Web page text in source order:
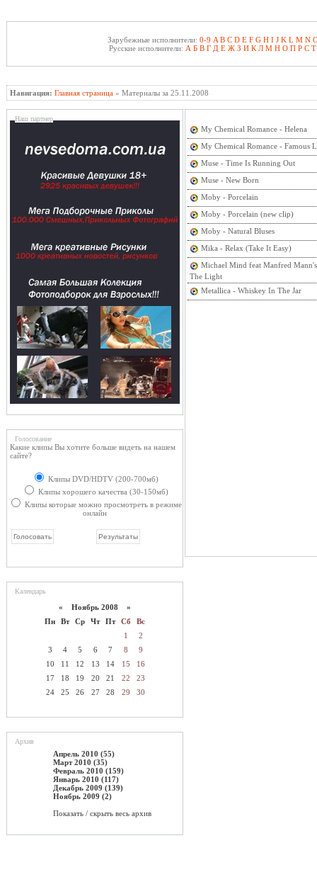
Зарубежные исполнители: 0-9 A B C D E F G H I J K L M N
Русские исполнители: А Б В Г Д Е Ж З И К Л М Н О П Р С Т
Навигация: Главная страница » Материалы за 25.11.2008
Наш партнер
Голосование
Какие клипы Вы хотите больше видеть на нашем
сайте?
Клипы DVD/HDTV (200-700мб)
Клипы хорошего качества (30-150мб)
Клипы которые можно просмотреть в режиме
онлайн
Календарь
« Ноябрь 2008 »
Пн
Вт Ср Чт Пт Сб
Вс
1
2
3
4 5 6 7 8
9
10
11 12 13 14 15
16
17
18 19 20 21 22
23
24
25 26 27 28 29 30
Архив
Апрель 2010 (55)
Март 2010 (35)
Февраль 2010 (159)
Январь 2010 (117)
Декабрь 2009 (139)
Ноябрь 2009 (2)
Показать / скрыть весь архив
My Chemical Romance - Helena
My Chemical Romance - Famous
Muse - Time Is Running Out
Muse - New Born
Moby - Porcelain
Moby - Porcelain (new clip)
Moby - Natural Bluses
Mika - Relax (Take It Easy)
Michael Mind feat Manfred
The Light
Metallica - Whiskey In The Jar